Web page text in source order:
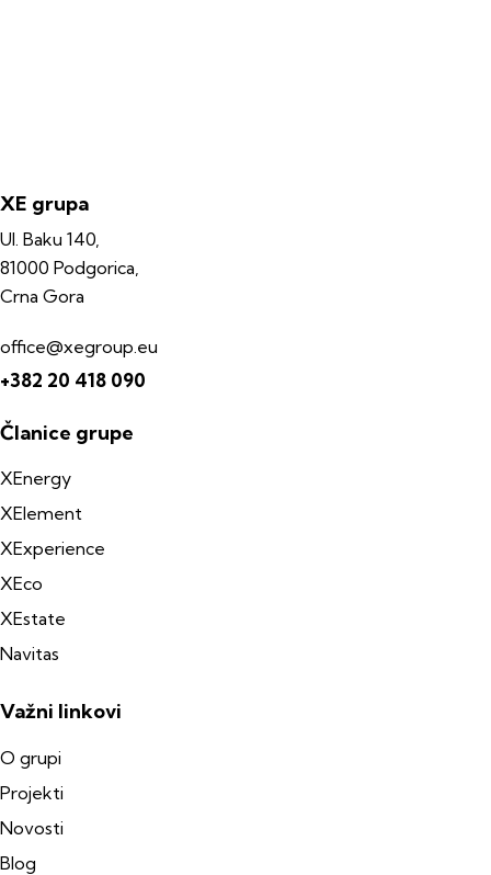
XE grupa
Ul. Baku 140,
81000 Podgorica,
Crna Gora
office@xegroup.eu
+382 20 418 090
Članice grupe
XEnergy
XElement
XExperience
XEco
XEstate
Navitas
Važni linkovi
O grupi
Projekti
Novosti
Blog